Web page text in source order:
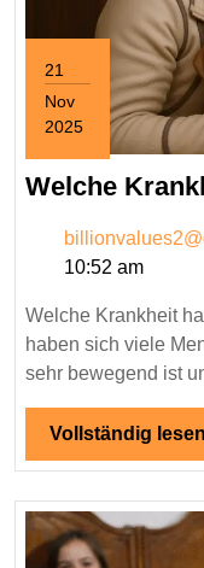
21
Nov
2025
November
21,
2025
Welche
10:52 am
Welche Krankheit
haben sich viele
sehr bewegend ist
Vollständig lesen